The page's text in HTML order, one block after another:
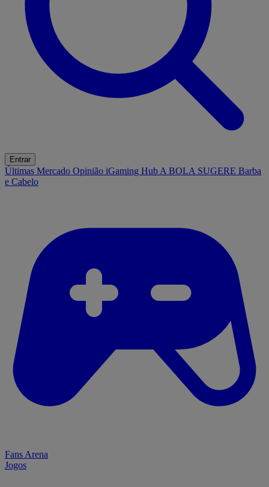
Entrar
Últimas Mercado Opinião iGaming Hub A BOLA SUGERE Barba
e Cabelo
Fans Arena
Jogos